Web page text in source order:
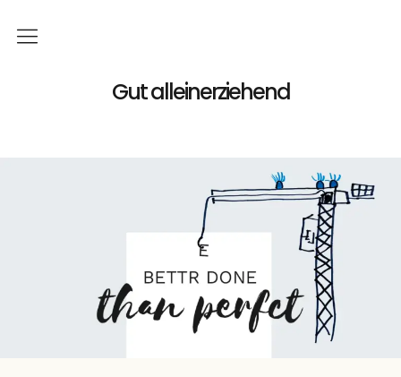
Gut alleinerziehend
Home
Gutes
Geld
Podcast
Bücher